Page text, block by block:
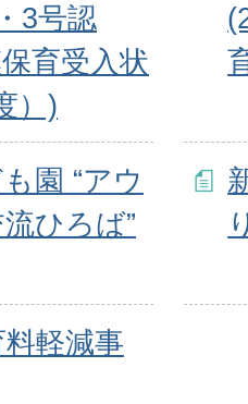
3号認
育受入状
）)
園 “アウ
ひろば”
軽減事